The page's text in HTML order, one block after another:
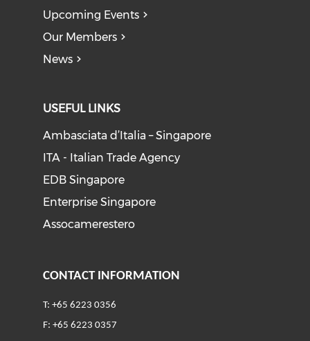
Upcoming Events
Our Members
News
USEFUL LINKS
Ambasciata d’Italia – Singapore
ITA - Italian Trade Agency
EDB Singapore
Enterprise Singapore
Assocamerestero
CONTACT INFORMATION
T: +65 6223 0356
F: +65 6223 0357